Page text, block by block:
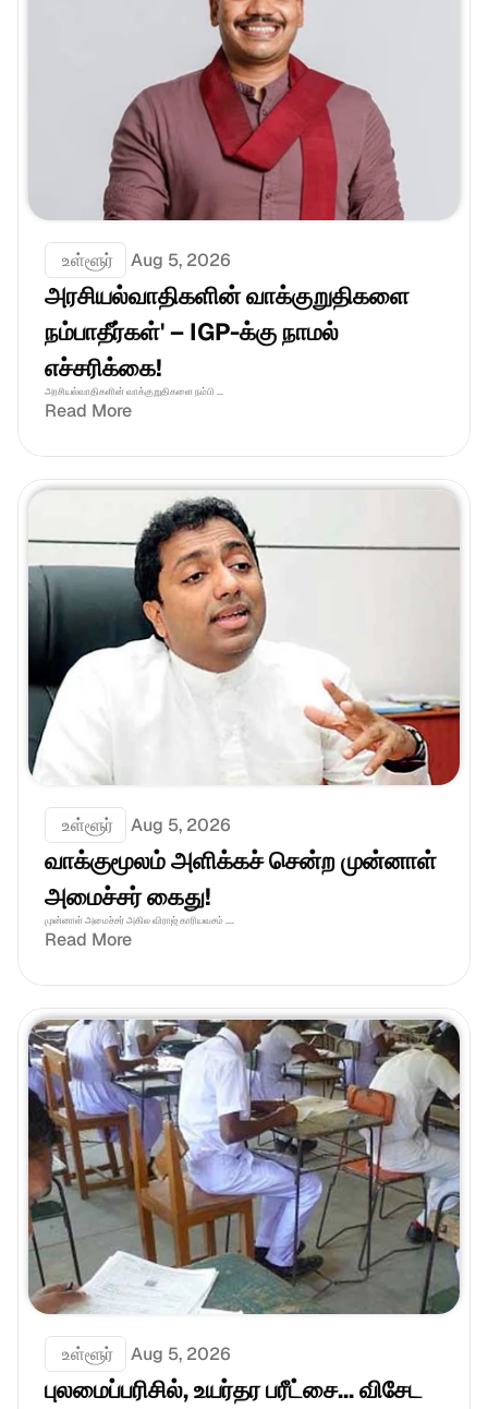
உள்ளூர் Aug 5, 2026
அரசியல்வாதிகளின் வாக்குறுதிகளை
நம்பாதீர்கள்' – IGP-க்கு நாமல்
எச்சரிக்கை!
அரசியல்வாதிகளின் வாக்குறுதிகளை நம்பி ...
Read More
உள்ளூர் Aug 5, 2026
வாக்குமூலம் அளிக்கச் சென்ற முன்னாள்
அமைச்சர் கைது!
முன்னாள் அமைச்சர் அகில விராஜ் காரியவசம் ....
Read More
உள்ளூர் Aug 5, 2026
புலமைப்பரிசில், உயர்தர பரீட்சை... விசேட